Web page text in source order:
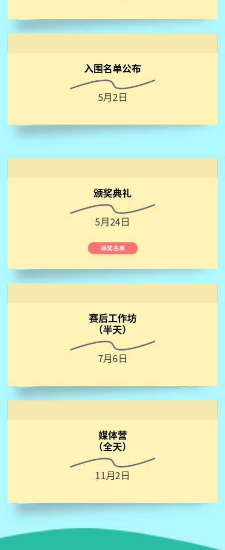
入围名单公布
5月2日
颁奖典礼
5月24日
赛后工作坊
（半天）
7月6日
媒体营
（全天）
11月2日